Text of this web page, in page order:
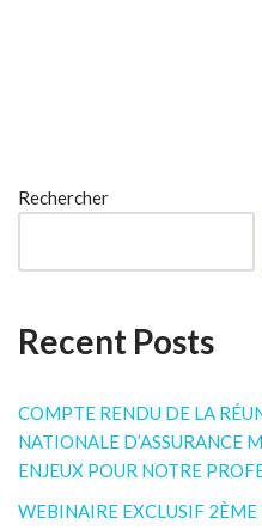
Rechercher
Recent Posts
COMPTE RENDU DE LA
NATIONALE D’ASSURANCE
ENJEUX POUR NOTRE
WEBINAIRE EXCLUSIF